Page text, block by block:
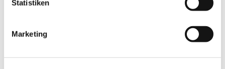
Statistiken
Marketing